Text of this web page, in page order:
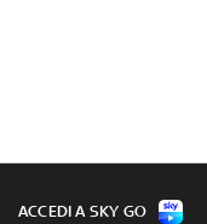
ACCEDI A SKY GO